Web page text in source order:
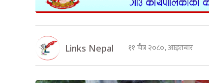
Links Nepal ११ चैत्र २०८०, आइतबार